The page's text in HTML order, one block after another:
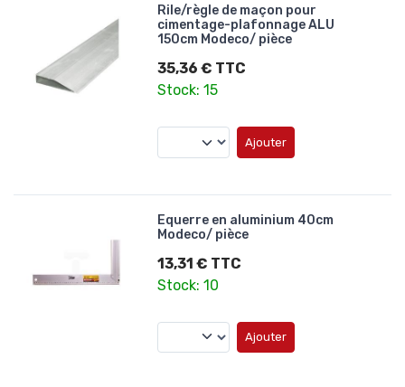
Rile/règle de maçon pour
cimentage-plafonnage ALU
150cm Modeco/ pièce
35,36 € TTC
Stock: 15
Ajouter
Equerre en aluminium 40cm
Modeco/ pièce
13,31 € TTC
Stock: 10
Ajouter